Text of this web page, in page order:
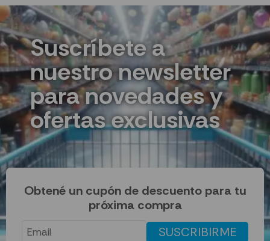
Suscríbete a
nuestro newsletter
para novedades y
ofertas exclusivas
Obtené un cupón de descuento para tu
próxima compra
SUSCRIBIRME